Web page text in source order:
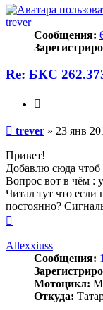
началу
trever
Сообщения:
Re: БКС
Сообщение
trever » 23 янв
Привет!
Добавлю сюда чтоб
Вопрос вот в чём :
Читал тут что если
постоянно?
началу
Allexxiuss
Сообщения:
Мотоцикл:
Откуда: